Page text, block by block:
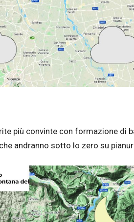
più convinte con formazione di
andranno sotto lo zero su